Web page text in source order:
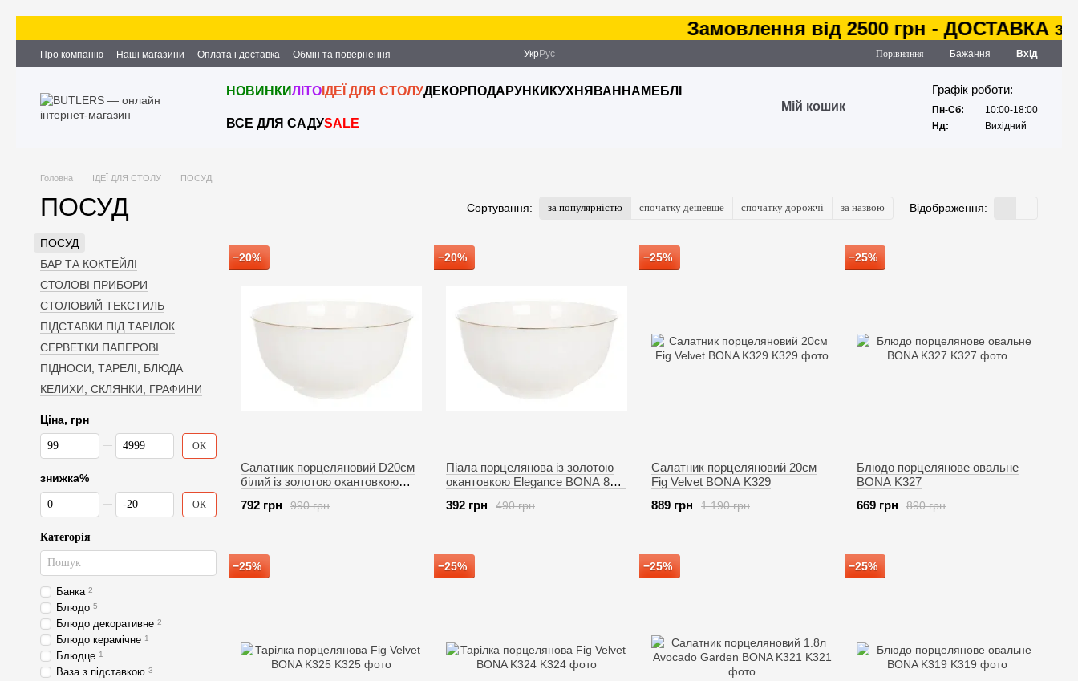
Замовлення від 2500 грн - ДОСТАВКА за наш
Про компанію Наші магазини Оплата і доставка
Обмін та повернення
Партнерство та співпраця
Вакансії Контактна інформація
Укр Рус Порівняння Бажання Вхід
НОВИНКИЛІТО ІДЕЇ ДЛЯ СТОЛУДЕКОР ПОДАРУНКИ КУХНЯ ВАННА МЕБЛІ
ВСЕ ДЛЯ САДУSALE
Мій кошик
Графік роботи:
Пн-Сб:
10:00-18:00
Нд:
Вихідний
Головна ІДЕЇ ДЛЯ СТОЛУ ПОСУД
ПОСУД Сортування: за популярністю спочатку дешевше спочатку дорожчі за назвою Відображення:
−20%
Салатник порцеляновий D20см
білий із золотою окантовкою
990 грн
792 грн
−20%
Піала порцелянова із золотою
окантовкою Elegance BONA 871-
490 грн
392 грн
−25%
Салатник порцеляновий 20см
Fig Velvet BONA K329
1 190 грн
889 грн
−25%
Блюдо порцелянове овальне
BONA K327
890 грн
669 грн
−25% −25% −25% −25%
ПОСУД
БАР ТА КОКТЕЙЛІ
СТОЛОВІ ПРИБОРИ
СТОЛОВИЙ ТЕКСТИЛЬ
ПІДСТАВКИ ПІД ТАРІЛОК
СЕРВЕТКИ ПАПЕРОВІ
ПІДНОСИ, ТАРЕЛІ, БЛЮДА
КЕЛИХИ, СКЛЯНКИ, ГРАФИНИ
Ціна, грн
Від Ціна, грн
До Ціна, грн ОК
знижка%
Від знижка%
До знижка% ОК
Категорія
Банка 2
Блюдо 5
Блюдо декоративне 2
Блюдо керамічне 1
Блюдце 1
Ваза з підставкою 3